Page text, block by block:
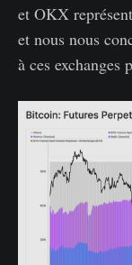
et OKX
et nous nous
à ces exchanges